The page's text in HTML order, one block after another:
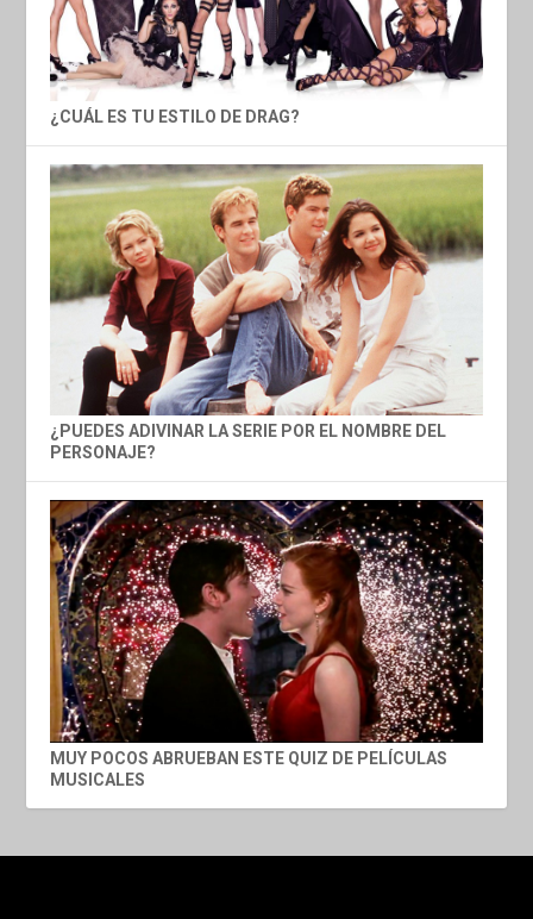
¿CUÁL ES TU ESTILO DE DRAG?
¿PUEDES ADIVINAR LA SERIE POR EL NOMBRE DEL
PERSONAJE?
MUY POCOS ABRUEBAN ESTE QUIZ DE PELÍCULAS
MUSICALES